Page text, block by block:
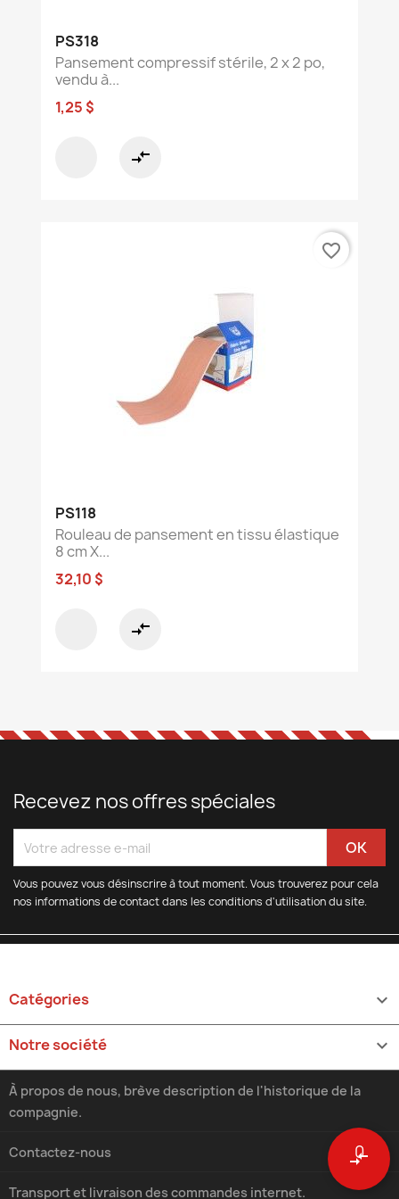
0
compare_arrows
PS318
Pansement compressif stérile, 2 x 2 po,
vendu à...
1,25 $
compare_arrows
PS118
Rouleau de pansement en tissu élastique
8 cm X...
32,10 $
compare_arrows
favorite_border
Recevez nos offres spéciales
Vous pouvez vous désinscrire à tout moment. Vous trouverez pour cela
nos informations de contact dans les conditions d'utilisation du site.
Catégories 
Notre société 
Transport et livraison des commandes internet.
À propos de nous, brève description de l'historique de la
compagnie.
Contactez-nous